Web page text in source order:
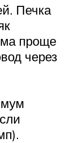
Печка
проще
через